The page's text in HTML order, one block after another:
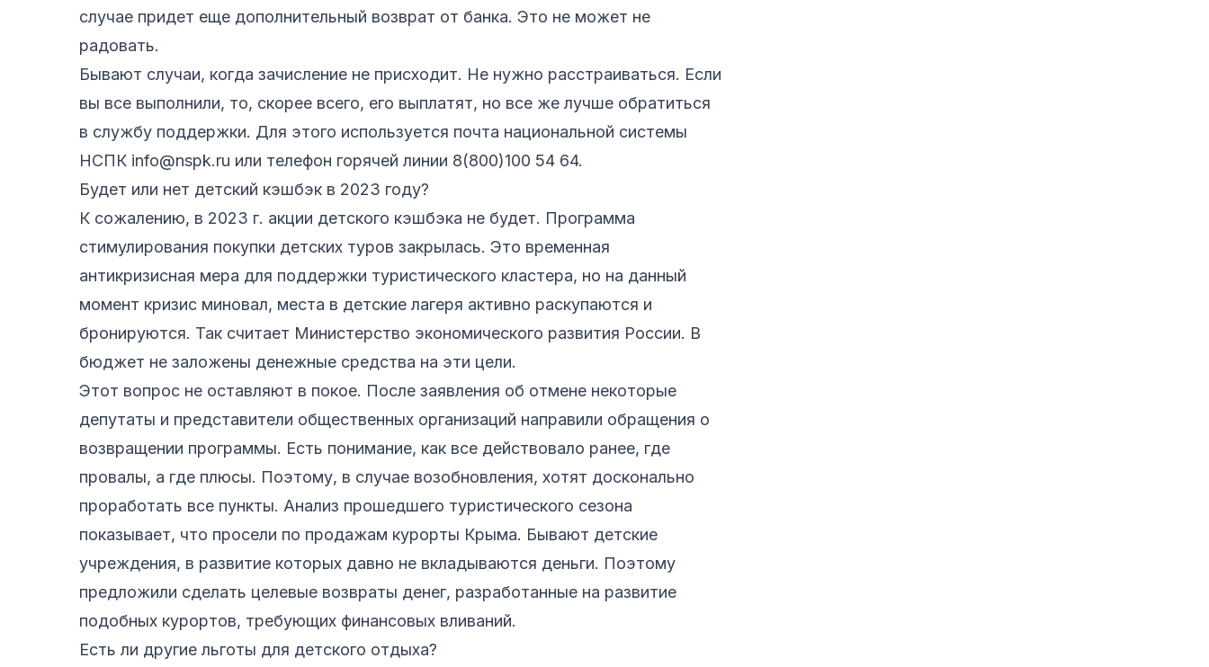
случае придет еще дополнительный возврат от банка. Это не может не
радовать.
Бывают случаи, когда зачисление не присходит. Не нужно расстраиваться. Если
вы все выполнили, то, скорее всего, его выплатят, но все же лучше обратиться
в службу поддержки. Для этого используется почта национальной системы
НСПК info@nspk.ru или телефон горячей линии 8(800)100 54 64.
Будет или нет детский кэшбэк в 2023 году?
К сожалению, в 2023 г. акции детского кэшбэка не будет. Программа
стимулирования покупки детских туров закрылась. Это временная
антикризисная мера для поддержки туристического кластера, но на данный
момент кризис миновал, места в детские лагеря активно раскупаются и
бронируются. Так считает Министерство экономического развития России. В
бюджет не заложены денежные средства на эти цели.
Этот вопрос не оставляют в покое. После заявления об отмене некоторые
депутаты и представители общественных организаций направили обращения о
возвращении программы. Есть понимание, как все действовало ранее, где
провалы, а где плюсы. Поэтому, в случае возобновления, хотят досконально
проработать все пункты. Анализ прошедшего туристического сезона
показывает, что просели по продажам курорты Крыма. Бывают детские
учреждения, в развитие которых давно не вкладываются деньги. Поэтому
предложили сделать целевые возвраты денег, разработанные на развитие
подобных курортов, требующих финансовых вливаний.
Есть ли другие льготы для детского отдыха?